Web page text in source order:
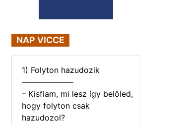
NAP VICCE
1) Folyton hazudozik
——————–
– Kisfiam, mi lesz így belőled,
hogy folyton csak
hazudozol?